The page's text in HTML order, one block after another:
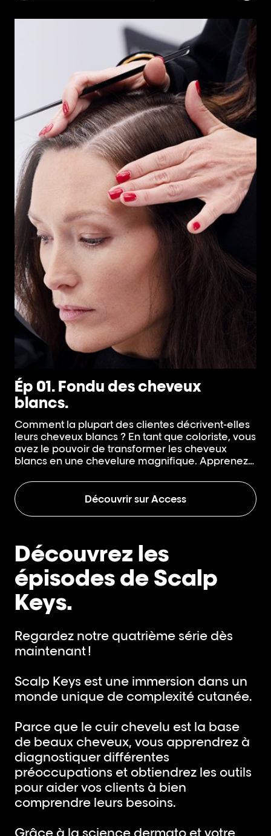
Ép 01. Fondu des cheveux
blancs.
Comment la plupart des clientes décrivent-elles
leurs cheveux blancs ? En tant que coloriste, vous
avez le pouvoir de transformer les cheveux
blancs en une chevelure magnifique. Apprenez
couverture des cheveux blancs, en allant de
l'estompage à la couverture la plus marquée.
vous découvrirez comment faire des mélanges
Découvrir sur Access
Découvrez les
épisodes de Scalp
Keys.
Regardez notre quatrième série dès
maintenant !
Scalp Keys est une immersion dans un
monde unique de complexité cutanée.
Parce que le cuir chevelu est la base
de beaux cheveux, vous apprendrez à
diagnostiquer différentes
préoccupations et obtiendrez les outils
pour aider vos clients à bien
comprendre leurs besoins.
Grâce à la science dermato et votre